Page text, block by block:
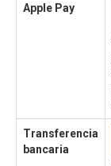
Apple Pay
Transferencia
bancaria